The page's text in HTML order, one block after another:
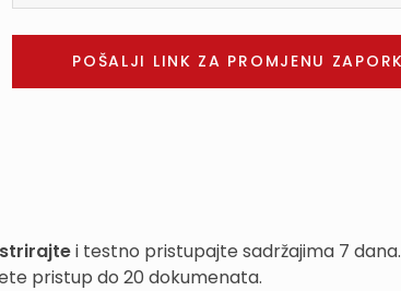
i testno pristupajte sadržajima 7 dana.
pristup do 20 dokumenata.